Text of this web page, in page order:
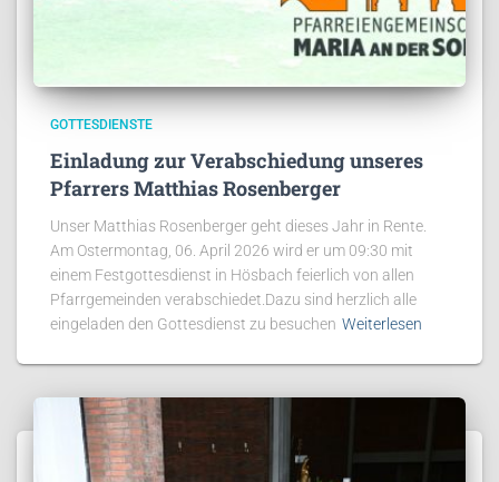
GOTTESDIENSTE
Einladung zur Verabschiedung unseres
Pfarrers Matthias Rosenberger
Unser Matthias Rosenberger geht dieses Jahr in Rente.
Am Ostermontag, 06. April 2026 wird er um 09:30 mit
einem Festgottesdienst in Hösbach feierlich von allen
Pfarrgemeinden verabschiedet.Dazu sind herzlich alle
eingeladen den Gottesdienst zu besuchen Weiterlesen